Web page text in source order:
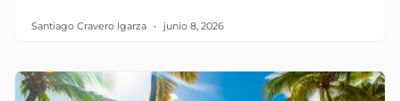
Santiago Cravero Igarza junio 8, 2026